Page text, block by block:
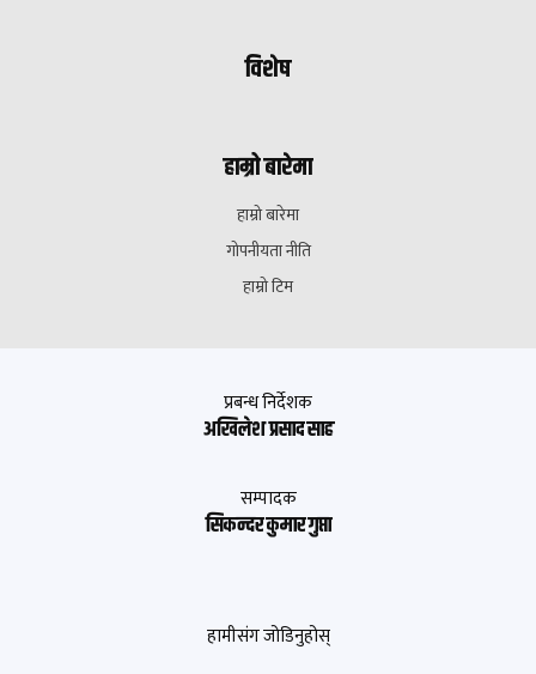
विशेष
हाम्रो बारेमा
हाम्रो बारेमा
गोपनीयता नीति
हाम्रो टिम
प्रबन्ध निर्देशक
अखिलेश प्रसाद साह
सम्पादक
सिकन्दर कुमार गुप्ता
हामीसंग जोडिनुहोस्